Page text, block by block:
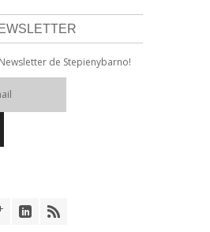
de Stepienybarno!